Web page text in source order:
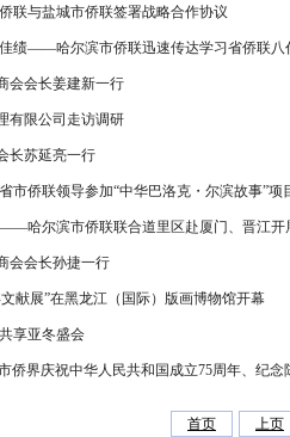
与盐城市侨联签署战略合作协议
绩——哈尔滨市侨联迅速传达学习省侨联八
会会长姜建新一行
有限公司走访调研
长苏延亮一行
侨联领导参加“中华巴洛克・尔滨故事”项
哈尔滨市侨联联合道里区赴厦门、晋江开
会会长孙捷一行
献展”在黑龙江（国际）版画博物馆开幕
享亚冬盛会
界庆祝中华人民共和国成立75周年、纪
首页 上页